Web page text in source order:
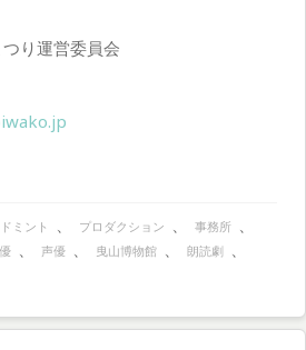
り運営委員会
ミント 、 プロダクション 、 事務所 、
、 声優 、 曳山博物館 、 朗読劇 、